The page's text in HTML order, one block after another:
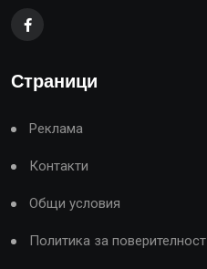
Страници
Реклама
Контакти
Общи условия
Политика за поверителност